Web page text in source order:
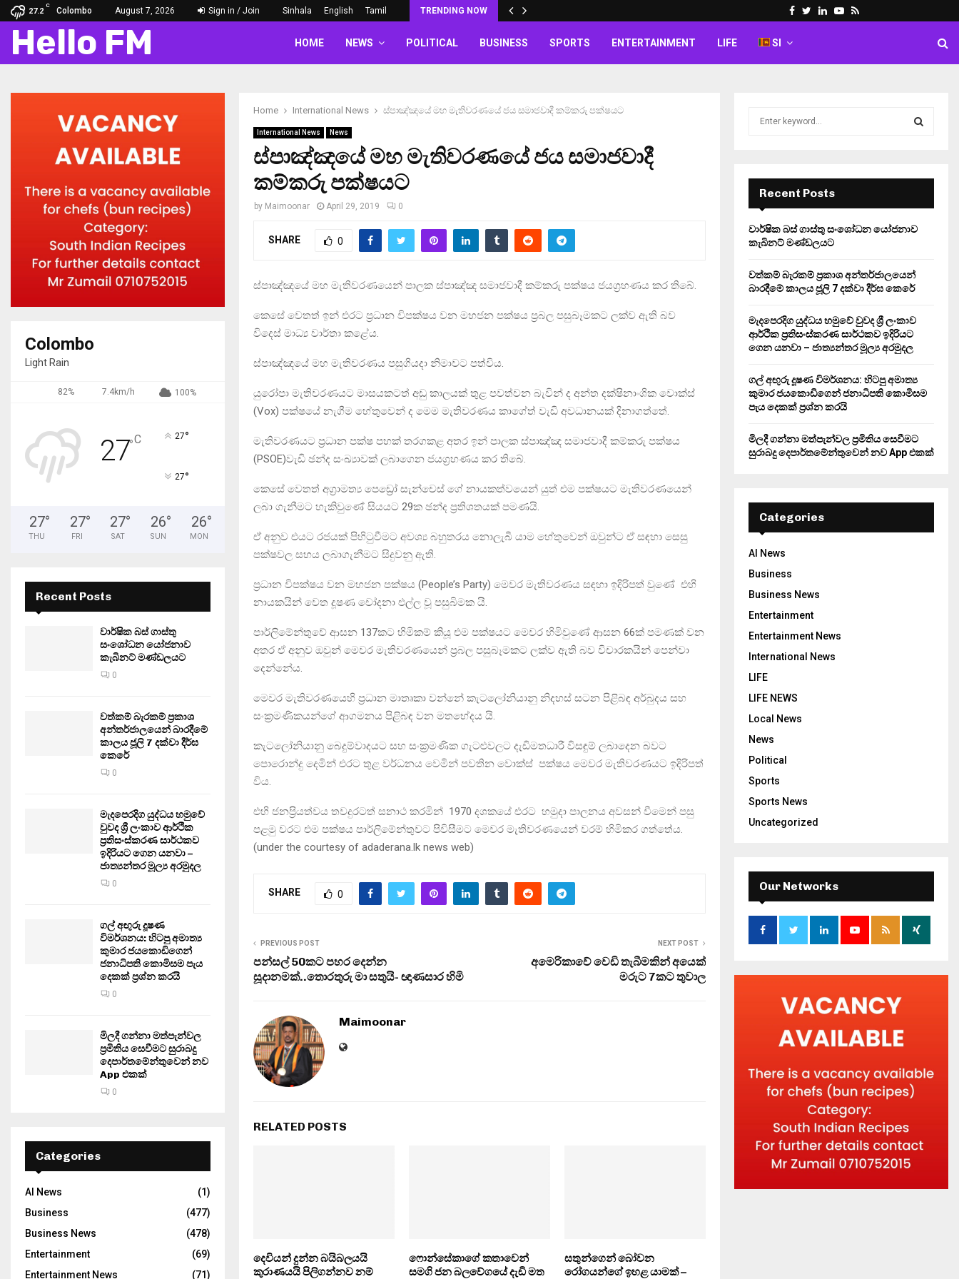
27.2
C
Colombo August 7, 2026 Sign in / Join Sinhala English Tamil TRENDING NOW Facebook
Twitter
LinkedinYoutube
Rss
Hello FM HOME NEWS POLITICAL BUSINESS SPORTS ENTERTAINMENT LIFE SI
Home International News ස්පාඤ්ඤයේ මහ මැතිවරණයේ ජය සමාජවාදී කම්කරු පක්ෂයට
International News News
ස්පාඤ්ඤයේ මහ මැතිවරණයේ ජය සමාජවාදී
කම්කරු පක්ෂයට
by Maimoonar April 29, 2019 0
SHARE 0
ස්පාඤ්ඤයේ මහ මැතිවරණයෙන් පාලක ස්පාඤ්ඤ සමාජවාදී කම්කරු පක්ෂය ජයග්‍රහණය කර තිබේ.
කෙසේ වෙතත් ඉන් එරට ප්‍රධාන විපක්ෂය වන මහජන පක්ෂය ප්‍රබල පසුබෑමකට ලක්ව ඇති බව
විදෙස් මාධ්‍ය වාර්තා කළේය.
ස්පාඤ්ඤයේ මහ මැතිවරණය පසුගියදා නිමාවට පත්විය.
යුරෝපා මැතිවරණයට මාසයකටත් අඩු කාලයක් තුළ පවත්වන බැවින් ද අන්ත දක්ෂිනාංශික වොක්ස්
(Vox) පක්ෂයේ නැගීම හේතුවෙන් ද මෙම මැතිවරණය කාගේත් වැඩි අවධානයක් දිනාගත්තේ.
මැතිවරණයට ප්‍රධාන පක්ෂ පහක් තරගකළ අතර ඉන් පාලක ස්පාඤ්ඤ සමාජවාදී කම්කරු පක්ෂය
(PSOE)වැඩි ඡන්ද සංඛ්‍යාවක් ලබාගෙන ජයග්‍රහණය කර තිබේ.
කෙසේ වෙතත් අග්‍රාමත්‍ය පෙඩ්‍රෝ සැන්චෙස් ගේ නායකත්වයෙන් යුත් එම පක්ෂයට මැතිවරණයෙන්
ලබා ගැනීමට හැකිවුණේ සියයට 29ක ඡන්ද ප්‍රතිශතයක් පමණයි.
ඒ අනුව එයට රජයක් පිහිටුවීමට අවශ්‍ය බහුතරය නොලැබී යාම හේතුවෙන් ඔවුන්ට ඒ සඳහා සෙසු
පක්ෂවල සහය ලබාගැනීමට සිදුවනු ඇති.
ප්‍රධාන විපක්ෂය වන මහජන පක්ෂය (People’s Party) මෙවර මැතිවරණය සඳහා ඉදිරිපත් වුණේ එහි
නායකයින් වෙත දූෂණ චෝදනා එල්ල වූ පසුබිමක යි.
පාර්ලිමේන්තුවේ ආසන 137කට හිමිකම් කියූ එම පක්ෂයට මෙවර හිමිවුණේ ආසන 66ක් පමණක් වන
අතර ඒ අනුව ඔවුන් මෙවර මැතිවරණයෙන් ප්‍රබල පසුබෑමකට ලක්ව ඇති බව විචාරකයින් පෙන්වා
දෙන්නේය.
මෙවර මැතිවරණයෙහි ප්‍රධාන මාතෘකා වන්නේ කැටලෝනියානු නිදහස් සටන පිළිබඳ අර්බුදය සහ
සංක්‍රමණිකයන්ගේ ආගමනය පිළිබඳ වන මතභේදය යි.
කැටලෝනියානු බෙදුම්වාදයට සහ සංක්‍රමණික ගැටළුවලට දැඩිමතධාරී විසඳුම් ලබාදෙන බවට
පොරොන්දු දෙමින් එරට තුළ වර්ධනය වෙමින් පවතින වොක්ස් පක්ෂය මෙවර මැතිවරණයට ඉදිරිපත්
විය.
එහි ජනප්‍රියත්වය තවදුරටත් සනාථ කරමින් 1970 දශකයේ එරට හමුදා පාලනය අවසන් වීමෙන් පසු
පළමු වරට එම පක්ෂය පාර්ලිමේන්තුවට පිවිසීමට මෙවර මැතිවරණයෙන් වරම් හිමිකර ගත්තේය.
(under the courtesy of adaderana.lk news web)
SHARE 0
PREVIOUS POST
පන්සල් 50කට පහර දෙන්න
සූදානමක්..තොරතුරු මා සතුයි- ඥාණසාර හිමි
NEXT POST
අමෙරිකාවේ වෙඩි තැබීමකින් අයෙක්
මරුට 7කට තුවාල
Maimoonar
RELATED POSTS
දෙවියන් දුන්න බයිබලයයි
කුරාණයයි පිලිගන්නව නම්
ෆොන්සේකාගේ කතාවෙන්
සමගි ජන බලවේගයේ දැඩි මත
සතුන්ගෙන් බෝවන
රෝගයන්ගේ ඉහළ යාමක් –
Colombo
Light Rain
82% 7.4km/h 100%
27°C 27°
27°
27°
THU
27°
FRI
27°
SAT
26°
SUN
26°
MON
Recent Posts
වාර්ෂික බස් ගාස්තු
සංශෝධන යෝජනාව
කැබිනට් මණ්ඩලයට
0
වත්කම් බැරකම් ප්‍රකාශ
අන්තර්ජාලයෙන් බාරදීමේ
කාලය ජූලි 7 දක්වා දීර්ඝ
කෙරේ
0
මැදපෙරදිග යුද්ධය හමුවේ
වුවද ශ්‍රී ලංකාව ආර්ථික
ප්‍රතිසංස්කරණ සාර්ථකව
ඉදිරියට ගෙන යනවා –
ජාත්‍යන්තර මූල්‍ය අරමුදල
0
ගල් අඟුරු දූෂණ
විමර්ශනය: හිටපු අමාත්‍ය
කුමාර ජයකොඩිගෙන්
ජනාධිපති කොමිසම පැය
දෙකක් ප්‍රශ්න කරයි
0
මිලදී ගන්නා මත්පැන්වල
ප්‍රමිතිය සෙවීමට සුරාබදු
දෙපාර්තමේන්තුවෙන් නව
App එකක්
0
Categories
AI News
(1)
Business
(477)
Business News
(478)
Entertainment
(69)
Entertainment News
(71)
r
:
E
A
R
H
Recent Posts
වාර්ෂික බස් ගාස්තු සංශෝධන යෝජනාව
කැබිනට් මණ්ඩලයට
වත්කම් බැරකම් ප්‍රකාශ අන්තර්ජාලයෙන්
බාරදීමේ කාලය ජූලි 7 දක්වා දීර්ඝ කෙරේ
මැදපෙරදිග යුද්ධය හමුවේ වුවද ශ්‍රී ලංකාව
ආර්ථික ප්‍රතිසංස්කරණ සාර්ථකව ඉදිරියට
ගෙන යනවා – ජාත්‍යන්තර මූල්‍ය අරමුදල
ගල් අඟුරු දූෂණ විමර්ශනය: හිටපු අමාත්‍ය
කුමාර ජයකොඩිගෙන් ජනාධිපති කොමිසම
පැය දෙකක් ප්‍රශ්න කරයි
මිලදී ගන්නා මත්පැන්වල ප්‍රමිතිය සෙවීමට
සුරාබදු දෙපාර්තමේන්තුවෙන් නව App එකක්
Categories
AI News
Business
Business News
Entertainment
Entertainment News
International News
LIFE
LIFE NEWS
Local News
News
Political
Sports
Sports News
Uncategorized
Our Networks